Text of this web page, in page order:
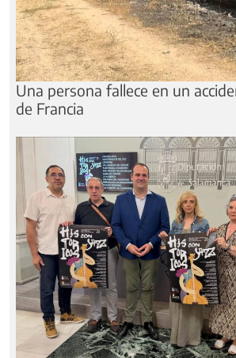
Una persona fallece en un
de Francia